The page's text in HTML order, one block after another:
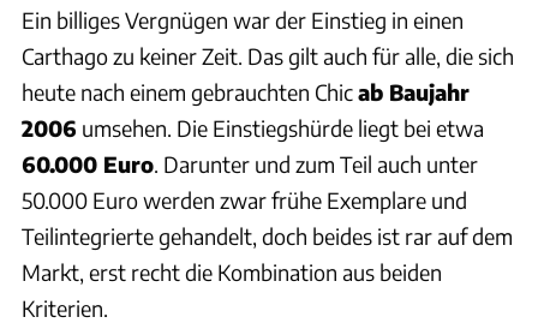
Ein billiges Vergnügen war der Einstieg in einen
Carthago zu keiner Zeit. Das gilt auch für alle, die sich
heute nach einem gebrauchten Chicab Baujahr
2006 umsehen. Die Einstiegshürde liegt bei etwa
60.000 Euro. Darunter und zum Teil auch unter
50.000 Euro werden zwar frühe Exemplare und
Teilintegrierte gehandelt, doch beides ist rar auf dem
Markt, erst recht die Kombination aus beiden
Kriterien.